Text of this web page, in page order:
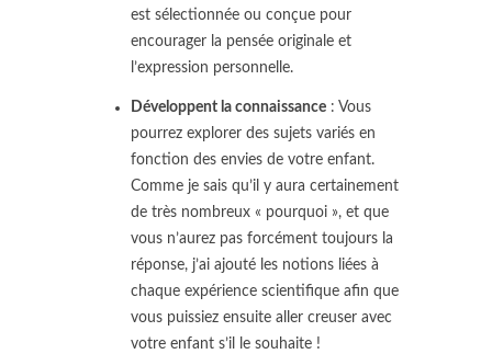
est sélectionnée ou conçue pour
encourager la pensée originale et
l’expression personnelle.
Développent la connaissance : Vous
pourrez explorer des sujets variés en
fonction des envies de votre enfant.
Comme je sais qu’il y aura certainement
de très nombreux « pourquoi », et que
vous n’aurez pas forcément toujours la
réponse, j’ai ajouté les notions liées à
chaque expérience scientifique afin que
vous puissiez ensuite aller creuser avec
votre enfant s’il le souhaite !